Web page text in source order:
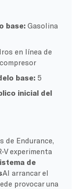
base: Gasolina
en línea de
base: 5
inicial del
de Endurance,
V experimenta
de
Al arrancar el
provocar una